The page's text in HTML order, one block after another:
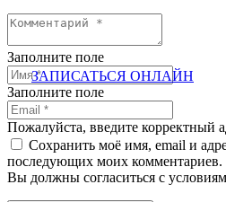
Заполните поле
Заполните поле
Пожалуйста, введите корректный
Сохранить моё имя, email и
последующих моих комментариев.
Вы должны согласиться с
ЗАПИСАТЬСЯ ОНЛАЙН